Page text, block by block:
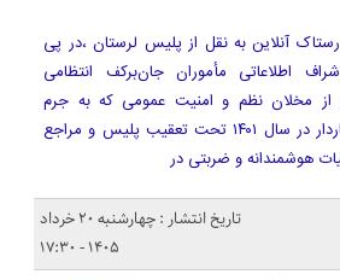
آنلاین به نقل از پلیس لرستان ،در پی
اطلاعاتی مأموران جان‌برکف انتظامی
از مخلان نظم و امنیت عمومی که به جرم
ارتکاب قتل یک بانوی باردار در سال ۱۴۰۱ تحت تعقیب پلیس و مراجع
هوشمندانه و ضربتی در
تاریخ انتشار : چهارشنبه ۲۰ خرداد
۱۴۰۵ - ۱۷:۳۰